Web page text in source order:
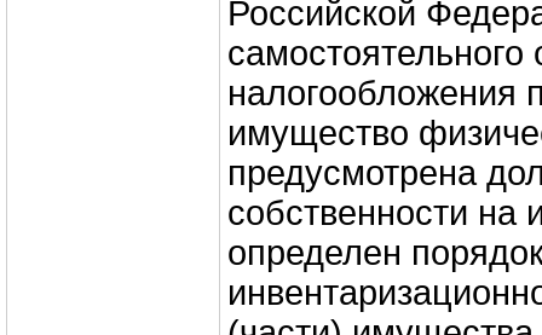
Российской
самостоятельного
налогообложения
имущество
предусмотрена
собственности на
определен